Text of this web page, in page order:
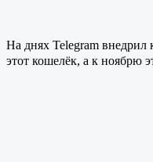
На днях Telegram внедрил
этот кошелёк, а к ноябрю